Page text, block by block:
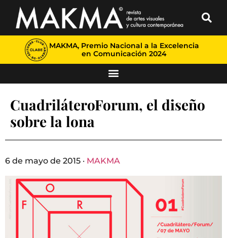
MAKMA, Premio Nacional a la Excelencia
en Comunicación 2024
CuadriláteroForum, el diseño
sobre la lona
6 de mayo de 2015 · MAKMA